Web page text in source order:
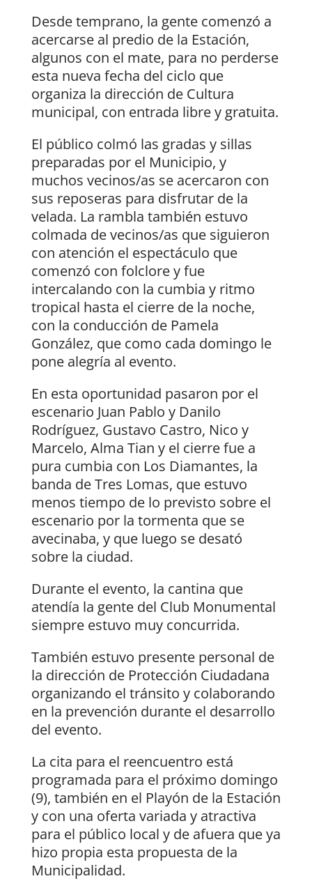
Desde temprano, la gente comenzó a
acercarse al predio de la Estación,
algunos con el mate, para no perderse
esta nueva fecha del ciclo que
organiza la dirección de Cultura
municipal, con entrada libre y gratuita.
El público colmó las gradas y sillas
preparadas por el Municipio, y
muchos vecinos/as se acercaron con
sus reposeras para disfrutar de la
velada. La rambla también estuvo
colmada de vecinos/as que siguieron
con atención el espectáculo que
comenzó con folclore y fue
intercalando con la cumbia y ritmo
tropical hasta el cierre de la noche,
con la conducción de Pamela
González, que como cada domingo le
pone alegría al evento.
En esta oportunidad pasaron por el
escenario Juan Pablo y Danilo
Rodríguez, Gustavo Castro, Nico y
Marcelo, Alma Tian y el cierre fue a
pura cumbia con Los Diamantes, la
banda de Tres Lomas, que estuvo
menos tiempo de lo previsto sobre el
escenario por la tormenta que se
avecinaba, y que luego se desató
sobre la ciudad.
Durante el evento, la cantina que
atendía la gente del Club Monumental
siempre estuvo muy concurrida.
También estuvo presente personal de
la dirección de Protección Ciudadana
organizando el tránsito y colaborando
en la prevención durante el desarrollo
del evento.
La cita para el reencuentro está
programada para el próximo domingo
(9), también en el Playón de la Estación
y con una oferta variada y atractiva
para el público local y de afuera que ya
hizo propia esta propuesta de la
Municipalidad.